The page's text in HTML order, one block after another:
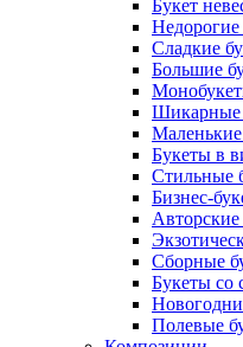
Букет
Недорогие
Сладкие
Большие
Шикарные
Букеты в
Стильные
Бизнес-
Сборные
Букеты со
Полевые